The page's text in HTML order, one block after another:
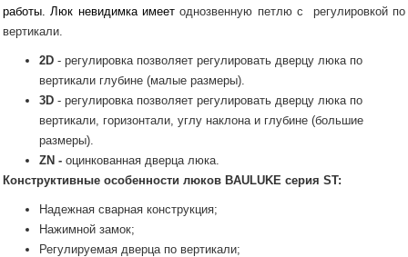
работы. Люк невидимка имеетоднозвенную петлю с регулировкой по
вертикали.
2D - регулировка позволяет регулировать дверцу люка по
вертикали глубине (малые размеры).
3D - регулировка позволяет регулировать дверцу люка по
вертикали, горизонтали, углу наклона и глубине (большие
размеры).
ZN - оцинкованная дверца люка.
Конструктивные особенности люков BAULUKE серия ST:
Надежная сварная конструкция;
Нажимной замок;
Регулируемая дверца по вертикали;